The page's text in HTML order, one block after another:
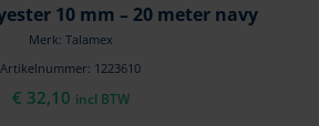
10 mm – 20 meter navy
Merk: Talamex
Artikelnummer: 1223610
€ 32,10 incl BTW